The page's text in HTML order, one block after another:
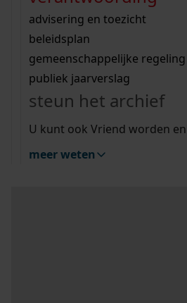
bouwvergunningen
omgevingsvergunningen
vergunningen
beeld en geluid
uitleg nodig?
Wij helpen u op weg met een
bekijk alle zoektips
Wij helpen u op weg met een
bekijk alle zoektips
bekijk ons
advisering en toezicht
beleidsplan
gemeenschappelijke regeling
publiek jaarverslag
steun het archief
U kunt ook Vriend worden
meer weten
zoektips
Mijn Studiezaal (inloggen)